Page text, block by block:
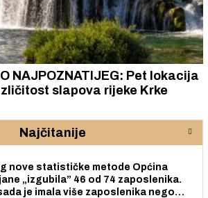
NAJPOZNATIJEG: Pet lokacija
slapova rijeke Krke
Najčitanije
nove statističke metode Općina
„izgubila” 46 od 74 zaposlenika.
je imala više zaposlenika nego